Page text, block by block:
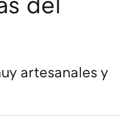
artesanales y